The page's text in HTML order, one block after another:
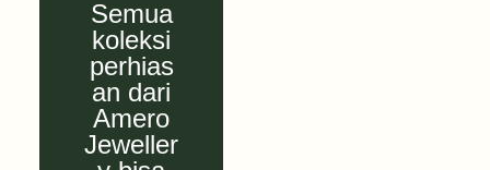
Semua
koleksi
perhias
an dari
Amero
Jeweller